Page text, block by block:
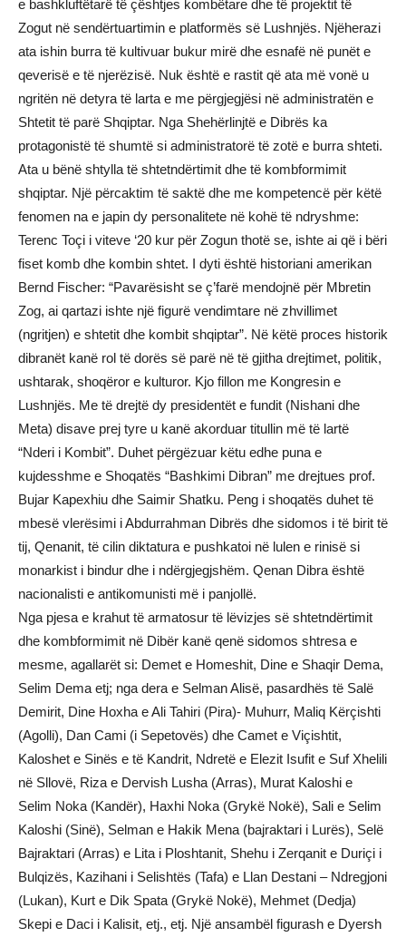
e bashkluftëtarë të çështjes kombëtare dhe të projektit të
Zogut në sendërtuartimin e platformës së Lushnjës. Njëherazi
ata ishin burra të kultivuar bukur mirë dhe esnafë në punët e
qeverisë e të njerëzisë. Nuk është e rastit që ata më vonë u
ngritën në detyra të larta e me përgjegjësi në administratën e
Shtetit të parë Shqiptar. Nga Shehërlinjtë e Dibrës ka
protagonistë të shumtë si administratorë të zotë e burra shteti.
Ata u bënë shtylla të shtetndërtimit dhe të kombformimit
shqiptar. Një përcaktim të saktë dhe me kompetencë për këtë
fenomen na e japin dy personalitete në kohë të ndryshme:
Terenc Toçi i viteve ‘20 kur për Zogun thotë se, ishte ai që i bëri
fiset komb dhe kombin shtet. I dyti është historiani amerikan
Bernd Fischer: “Pavarësisht se ç’farë mendojnë për Mbretin
Zog, ai qartazi ishte një figurë vendimtare në zhvillimet
(ngritjen) e shtetit dhe kombit shqiptar”. Në këtë proces historik
dibranët kanë rol të dorës së parë në të gjitha drejtimet, politik,
ushtarak, shoqëror e kulturor. Kjo fillon me Kongresin e
Lushnjës. Me të drejtë dy presidentët e fundit (Nishani dhe
Meta) disave prej tyre u kanë akorduar titullin më të lartë
“Nderi i Kombit”. Duhet përgëzuar këtu edhe puna e
kujdesshme e Shoqatës “Bashkimi Dibran” me drejtues prof.
Bujar Kapexhiu dhe Saimir Shatku. Peng i shoqatës duhet të
mbesë vlerësimi i Abdurrahman Dibrës dhe sidomos i të birit të
tij, Qenanit, të cilin diktatura e pushkatoi në lulen e rinisë si
monarkist i bindur dhe i ndërgjegjshëm. Qenan Dibra është
nacionalisti e antikomunisti më i panjollë.
Nga pjesa e krahut të armatosur të lëvizjes së shtetndërtimit
dhe kombformimit në Dibër kanë qenë sidomos shtresa e
mesme, agallarët si: Demet e Homeshit, Dine e Shaqir Dema,
Selim Dema etj; nga dera e Selman Alisë, pasardhës të Salë
Demirit, Dine Hoxha e Ali Tahiri (Pira)- Muhurr, Maliq Kërçishti
(Agolli), Dan Cami (i Sepetovës) dhe Camet e Viçishtit,
Kaloshet e Sinës e të Kandrit, Ndretë e Elezit Isufit e Suf Xhelili
në Sllovë, Riza e Dervish Lusha (Arras), Murat Kaloshi e
Selim Noka (Kandër), Haxhi Noka (Grykë Nokë), Sali e Selim
Kaloshi (Sinë), Selman e Hakik Mena (bajraktari i Lurës), Selë
Bajraktari (Arras) e Lita i Ploshtanit, Shehu i Zerqanit e Duriçi i
Bulqizës, Kazihani i Selishtës (Tafa) e Llan Destani – Ndregjoni
(Lukan), Kurt e Dik Spata (Grykë Nokë), Mehmet (Dedja)
Skepi e Daci i Kalisit, etj., etj. Një ansambël figurash e Dyersh